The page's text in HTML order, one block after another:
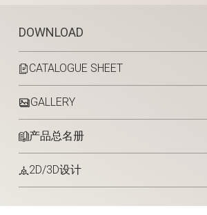
DOWNLOAD
CATALOGUE SHEET
GALLERY
产品总名册
2D/3D设计